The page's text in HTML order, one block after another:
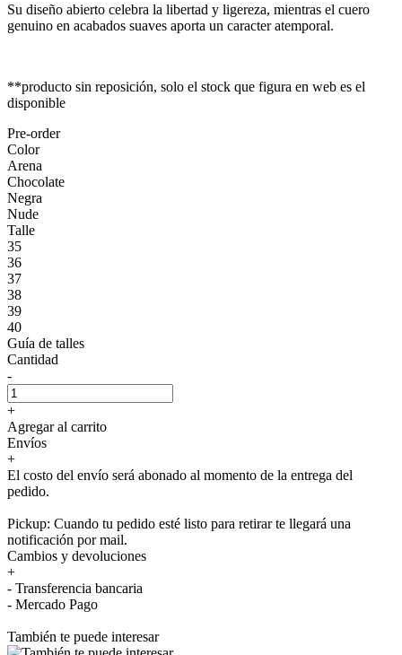
Su diseño abierto celebra la libertad y ligereza, mientras el cuero
genuino en acabados suaves aporta un caracter atemporal.
**producto sin reposición, solo el stock que figura en web es el
disponible
Pre-order
Color
Arena
Chocolate
Negra
Nude
Talle
35
36
37
38
39
40
Guía de talles
Cantidad
-
+
Agregar al carrito
Envíos
+
El costo del envío será abonado al momento de la entrega del
pedido.
Pickup: Cuando tu pedido esté listo para retirar te llegará una
notificación por mail.
Cambios y devoluciones
+
- Transferencia bancaria
- Mercado Pago
También te puede interesar